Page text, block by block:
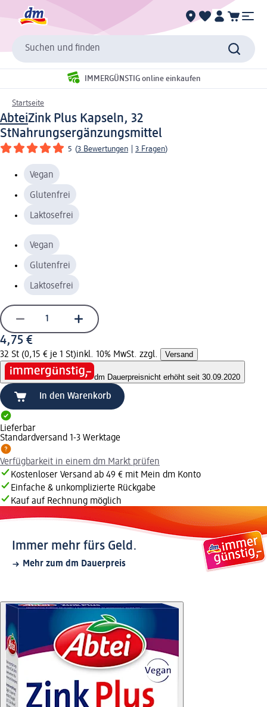
Suchen und finden
IMMERGÜNSTIG online einkaufen
Startseite
AbteiZink Plus Kapseln, 32
StNahrungsergänzungsmittel
5 (3 Bewertungen 3 Fragen)
Vegan
Glutenfrei
Laktosefrei
Vegan
Glutenfrei
Laktosefrei
4,75 €
32 St (0,15 € je 1 St)inkl. 10% MwSt. zzgl. Versand
dm Dauerpreisnicht erhöht seit 30.09.2020
In den Warenkorb
Lieferbar
Standardversand 1-3 Werktage
Verfügbarkeit in einem dm Markt prüfen
Kostenloser Versand ab 49 € mit Mein dm Konto
Einfache & unkomplizierte Rückgabe
Kauf auf Rechnung möglich
Immer mehr fürs Geld.
Mehr zum dm Dauerpreis